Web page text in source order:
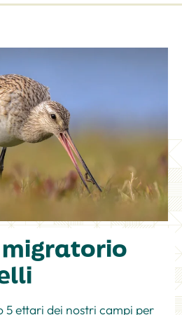
migratorio
5 ettari dei nostri campi per